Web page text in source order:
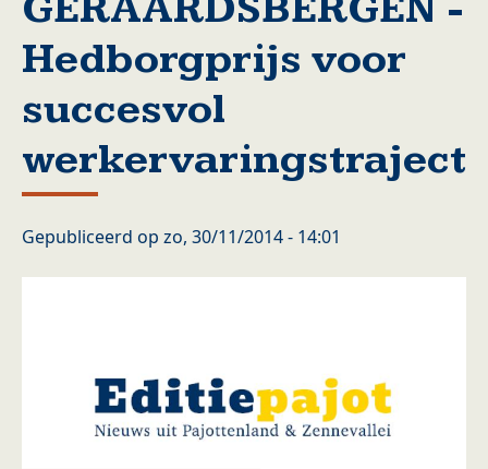
Hedborgprijs voor
succesvol
werkervaringstraject
Gepubliceerd op zo, 30/11/2014 - 14:01